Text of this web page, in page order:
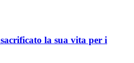
sacrificato la sua vita per i